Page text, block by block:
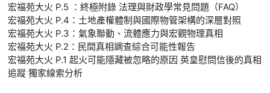
宏福苑大火 P.5 ：終極附錄 法理與財政學常見問題（FAQ）
宏福苑大火 P.4：土地產權體制與國際物管架構的深層對照
宏福苑大火 P.3：氣象聯動、流體應力與宏觀物理真相
宏福苑大火 P.2：民間真相調查綜合可能性報告
宏福苑大火 P.1 起火可能隱藏被忽略的原因 英皇慰問信後的真相
追蹤 獨家線索分析